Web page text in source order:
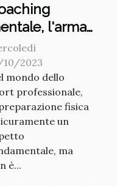
l'arma
degli
di
10/2023
mondo dello
professionale,
fisica
un
ma
è...